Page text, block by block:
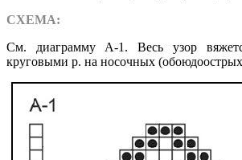
СХЕМА:
См. диаграмму A-1. Весь узор
круговыми р. на носочных